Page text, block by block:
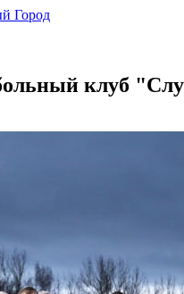
клуб